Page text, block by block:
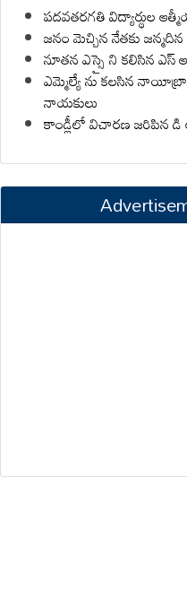
పదవతరగతి విద్యార్థుల
జనం మెచ్చిన నేతకు జన్మదిన
నూతన ఎస్సై ని కలిసిన ఎస్
ఎమ్మెల్యే ను కలసిన
నాయకులు
కాండ్లీలో విచారణ జరిపిన డి